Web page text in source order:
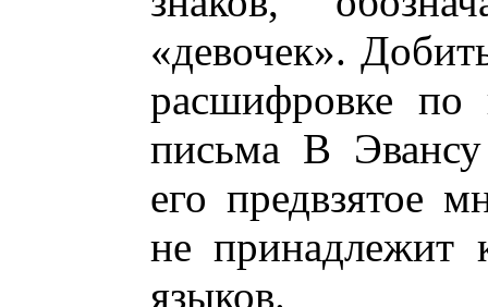
«девочек».
расшифровке по
письма В
его предвзятое
не принадлежит
языков.